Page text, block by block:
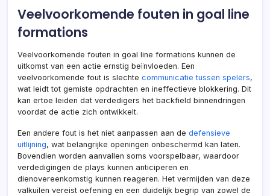
Veelvoorkomende fouten in goal line
formations
Veelvoorkomende fouten in goal line formations kunnen de
uitkomst van een actie ernstig beïnvloeden. Een
veelvoorkomende fout is slechte communicatie tussen spelers,
wat leidt tot gemiste opdrachten en ineffectieve blokkering. Dit
kan ertoe leiden dat verdedigers het backfield binnendringen
voordat de actie zich ontwikkelt.
Een andere fout is het niet aanpassen aan de defensieve
uitlijning, wat belangrijke openingen onbeschermd kan laten.
Bovendien worden aanvallen soms voorspelbaar, waardoor
verdedigingen de plays kunnen anticiperen en
dienovereenkomstig kunnen reageren. Het vermijden van deze
valkuilen vereist oefening en een duidelijk begrip van zowel de